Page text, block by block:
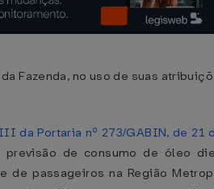
Fazenda, no uso de suas
da Portaria nº 273/GABIN, de 21
previsão de consumo de óleo
de passageiros na Região